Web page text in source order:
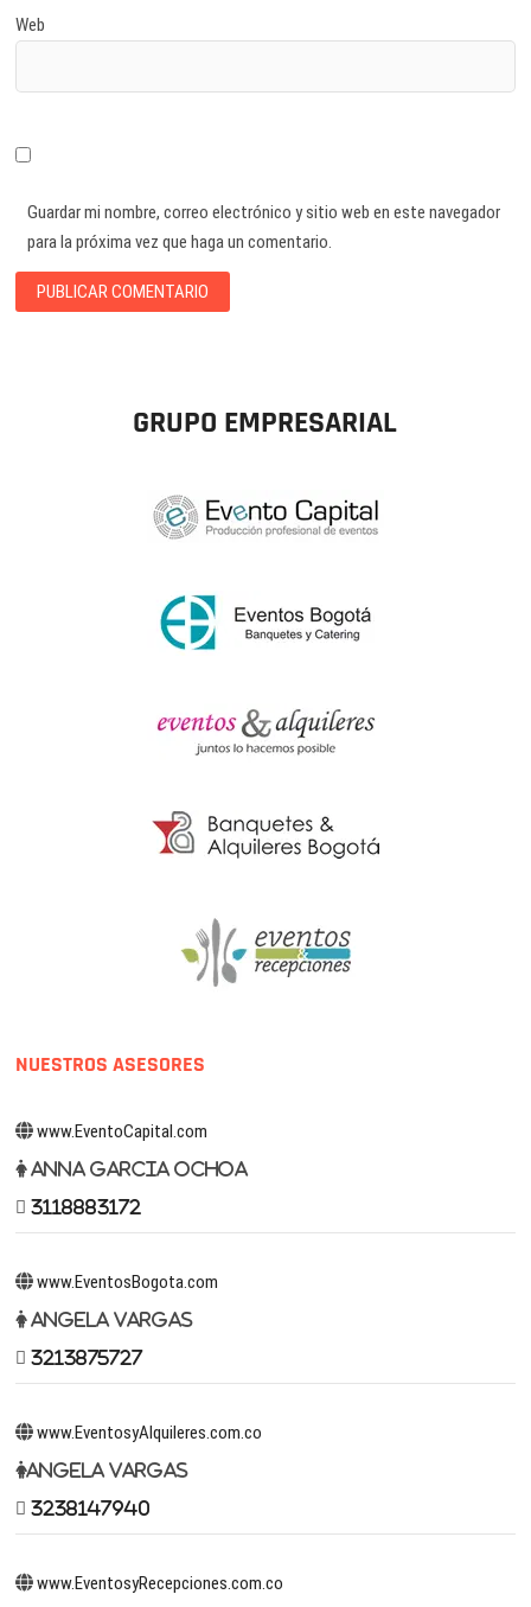
Web
Guardar mi nombre, correo electrónico y sitio web en este navegador
para la próxima vez que haga un comentario.
GRUPO EMPRESARIAL
NUESTROS ASESORES
www.EventoCapital.com
Anna Garcia Ochoa
3118883172
www.EventosBogota.com
Angela Vargas
3213875727
www.EventosyAlquileres.com.co
Angela Vargas
3238147940
www.EventosyRecepciones.com.co